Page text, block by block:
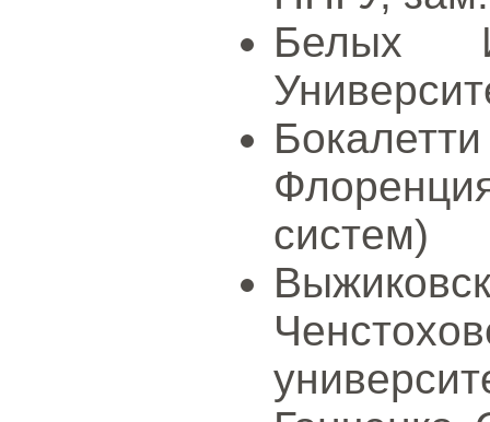
Белых
систем)